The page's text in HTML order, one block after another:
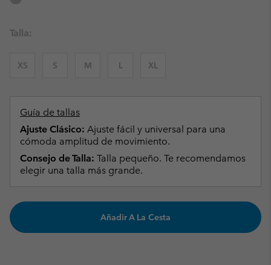
Talla:
XS S M L XL
Guía de tallas
Ajuste Clásico: Ajuste fácil y universal para una
cómoda amplitud de movimiento.
Consejo de Talla: Talla pequeño. Te recomendamos
elegir una talla más grande.
Añadir A La Cesta